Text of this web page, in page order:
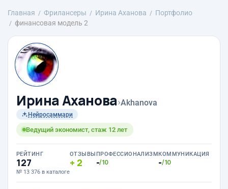
Главная Фрилансеры Ирина Аханова
Портфолио
финансовая модель 2
Ирина Аханова›Akhanova
Нейросаммари
Ведущий экономист, стаж 12 лет
РЕЙТИНГ
127
№ 13 376 в каталоге
ОТЗЫВЫ
2
ПРОФЕССИОНАЛИЗМ
-/10
КОММУНИКАЦИЯ
-/10